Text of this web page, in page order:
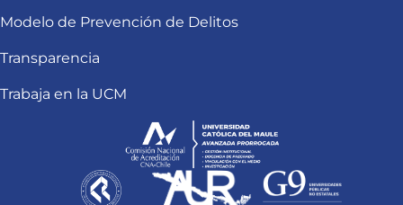
Modelo de Prevención de Delitos
Transparencia
Trabaja en la UCM